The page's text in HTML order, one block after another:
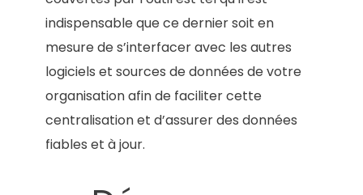
indispensable que ce dernier soit en
mesure de s’interfacer avec les autres
logiciels et sources de données de votre
organisation afin de faciliter cette
centralisation et d’assurer des données
fiables et à jour.